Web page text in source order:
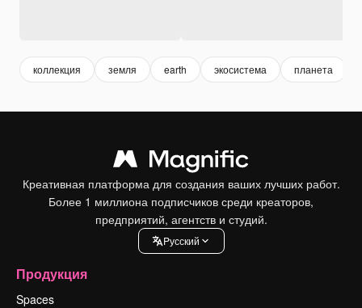
коллекция земля earth экосистема планета
Креативная платформа для создания ваших лучших работ.
Более 1 миллиона подписчиков среди креаторов,
предприятий, агентств и студий.
Pусский
Продукция
Spaces